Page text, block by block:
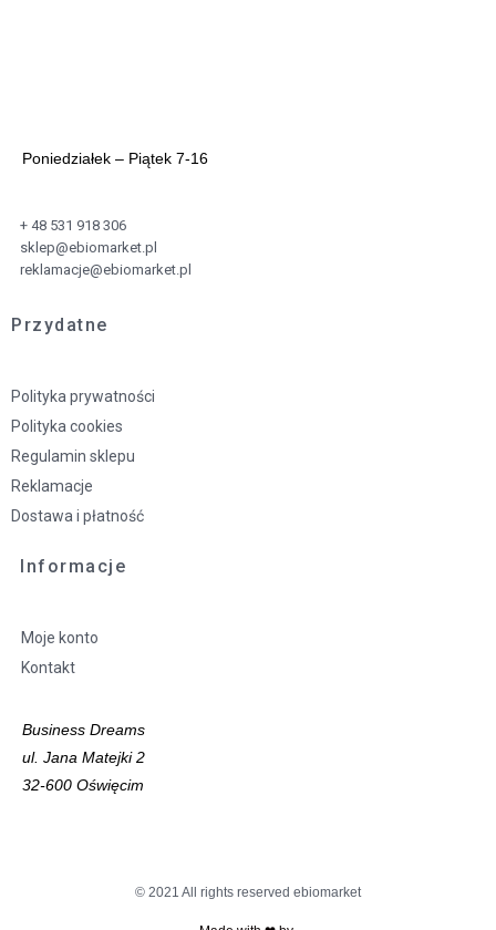
Poniedziałek – Piątek 7-16
+ 48 531 918 306
sklep@ebiomarket.pl
reklamacje@ebiomarket.pl
Przydatne
Polityka prywatności
Polityka cookies
Regulamin sklepu
Reklamacje
Dostawa i płatność
Informacje
Moje konto
Kontakt
Business Dreams
ul. Jana Matejki 2
32-600 Oświęcim
© 2021 All rights reserved ebiomarket